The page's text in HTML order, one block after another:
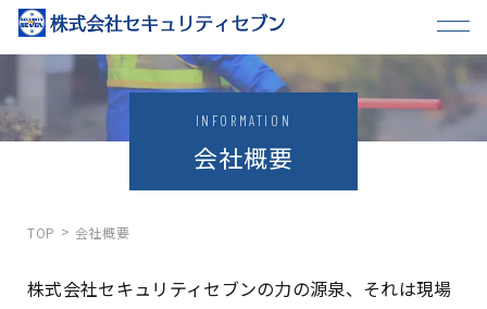
INFORMATION
会社概要
TOP 会社概要
株式会社セキュリティセブンの力の源泉、それは現場